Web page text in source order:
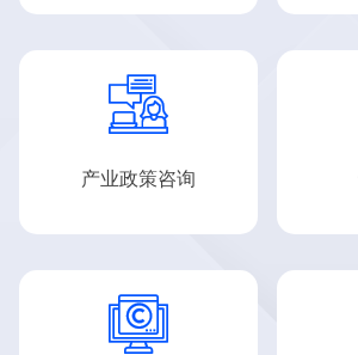

产业政策咨询
